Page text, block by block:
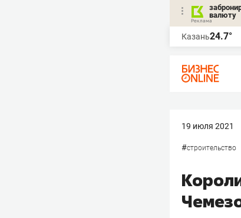
валюту
Казань24.7°
19 июля 2021
#строительство